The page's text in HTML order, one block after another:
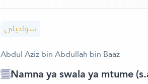
سواحيلي
Abdul Aziz bin Abdullah bin Baaz
Namna ya swala ya mtume